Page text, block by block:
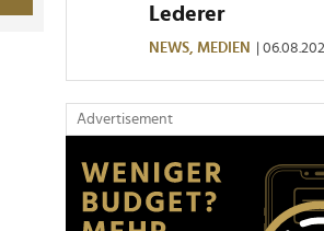
Lederer
NEWS, MEDIEN |
Advertisement